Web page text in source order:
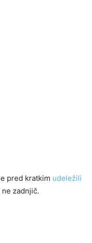
pred kratkim udeležili
ne zadnjič.